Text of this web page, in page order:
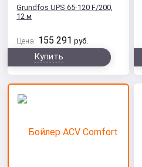
Grundfos UPS 65-120 F/200,
12 м
Цена: 155 291 руб.
Купить